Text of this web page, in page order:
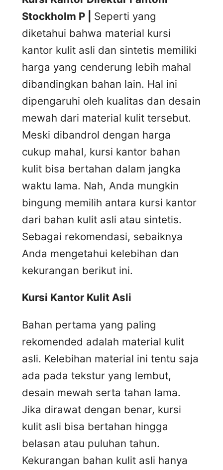
Stockholm P | Seperti yang
diketahui bahwa material kursi
kantor kulit asli dan sintetis memiliki
harga yang cenderung lebih mahal
dibandingkan bahan lain. Hal ini
dipengaruhi oleh kualitas dan desain
mewah dari material kulit tersebut.
Meski dibandrol dengan harga
cukup mahal, kursi kantor bahan
kulit bisa bertahan dalam jangka
waktu lama. Nah, Anda mungkin
bingung memilih antara kursi kantor
dari bahan kulit asli atau sintetis.
Sebagai rekomendasi, sebaiknya
Anda mengetahui kelebihan dan
kekurangan berikut ini.
Kursi Kantor Kulit Asli
Bahan pertama yang paling
rekomended adalah material kulit
asli. Kelebihan material ini tentu saja
ada pada tekstur yang lembut,
desain mewah serta tahan lama.
Jika dirawat dengan benar, kursi
kulit asli bisa bertahan hingga
belasan atau puluhan tahun.
Kekurangan bahan kulit asli hanya